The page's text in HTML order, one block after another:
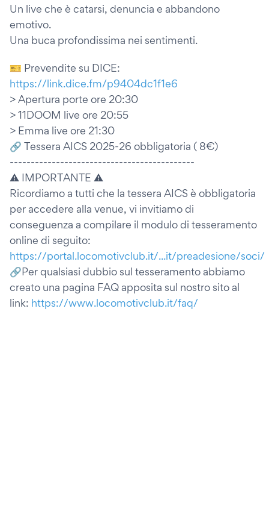
Un live che è catarsi, denuncia e abbandono
emotivo.
Una buca profondissima nei sentimenti.
🎫 Prevendite su DICE:
https://link.dice.fm/p9404dc1f1e6
> Apertura porte ore 20:30
> 11DOOM live ore 20:55
> Emma live ore 21:30
🔗 Tessera AICS 2025-26 obbligatoria ( 8€)
--------------------------------------------
⚠ IMPORTANTE ⚠
Ricordiamo a tutti che la tessera AICS è obbligatoria
per accedere alla venue, vi invitiamo di
conseguenza a compilare il modulo di tesseramento
online di seguito:
https://portal.locomotivclub.it/...it/preadesione/soci/
🔗Per qualsiasi dubbio sul tesseramento abbiamo
creato una pagina FAQ apposita sul nostro sito al
link: https://www.locomotivclub.it/faq/